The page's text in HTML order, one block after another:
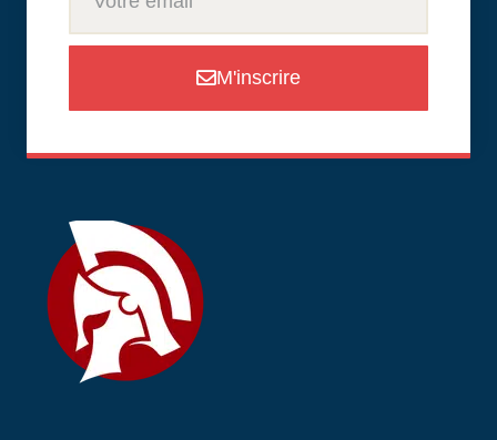
M'inscrire